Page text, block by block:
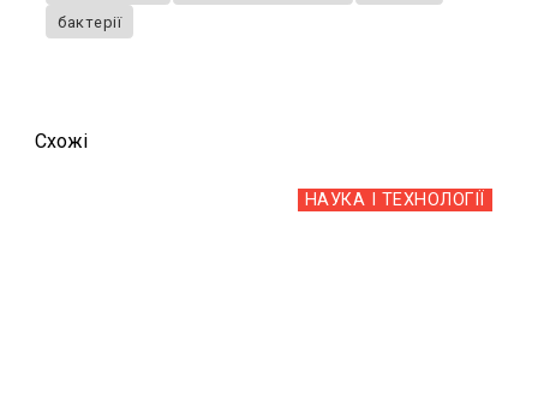
бактерії
Схожi
НАУКА І ТЕХНОЛОГІЇ